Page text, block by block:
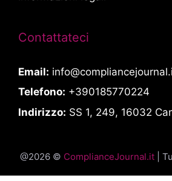
Contattateci
Email:
Telefono: +390185770224
Indirizzo: SS 1, 249, 16032
@2026 © ComplianceJournal.it |